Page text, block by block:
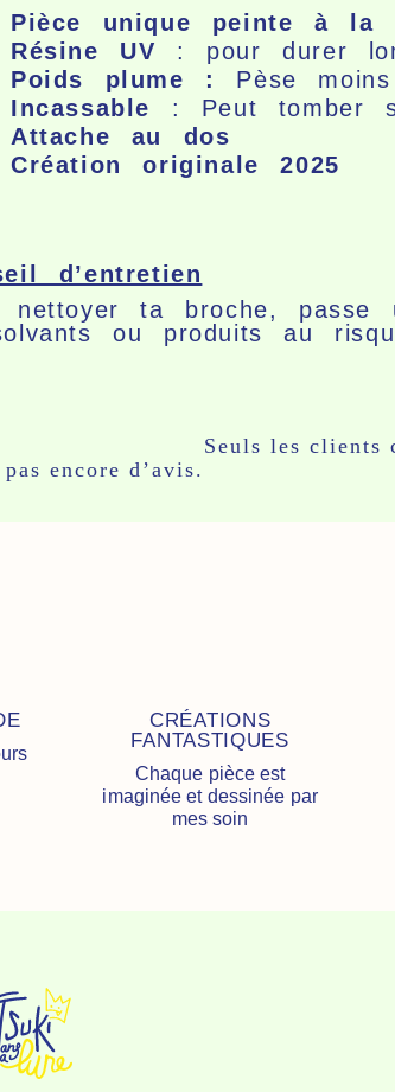
Pièce unique peinte à la
Résine UV : pour durer
Poids plume :
Pèse
Incassable : Peut tomber
Attache au dos
Création originale 2025
d’entretien
nettoyer ta broche, passe
ou produits au
encore d’avis.
Seuls les clients
CRÉATIONS
FANTASTIQUES
Chaque pièce est
imaginée et dessinée par
mes soin